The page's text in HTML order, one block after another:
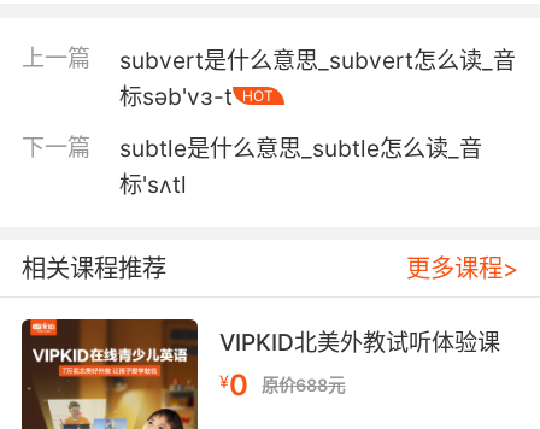
4. Yes, I'd like to report a subversive.
喂 我想举报一个颠覆分子
5. I hope this subversive was strung up for
希望这名颠覆分子能因叛国罪被绞死
6. Well, the corset is subversive, that's the
point.
上一篇
subvert是什么意思_subvert怎么读_音
标səb'vɜ-t
HOT
下一篇
subtle是什么意思_subtle怎么读_音
标'sʌtl
相关课程推荐 更多课程>
VIPKID北美外教试听体验课
¥0 原价688元